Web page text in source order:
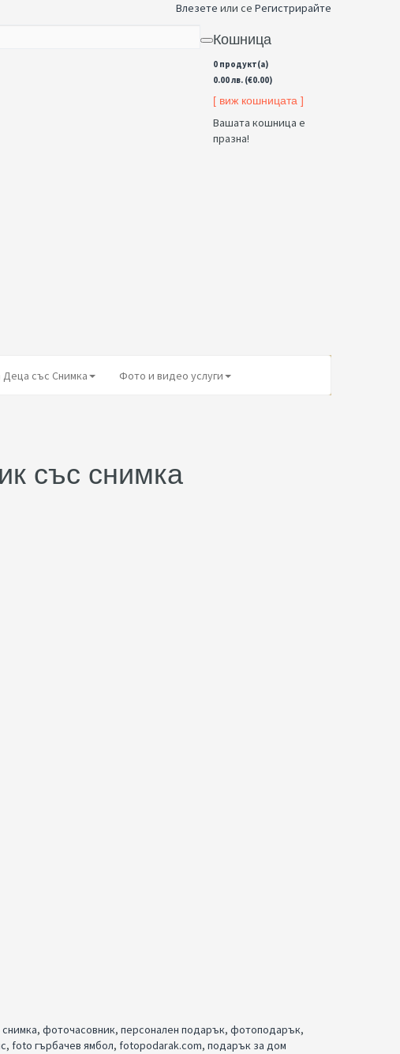
Влезете или се Регистрирайте
Кошница
0 продукт(а)
0.00 лв. (€0.00)
[ виж кошницата ]
Вашата кошница е
празна!
Деца със Снимка Фото и видео услуги
със снимка
, фоточасовник, персонален подарък, фотоподарък,
, foto гърбачев ямбол, fotopodarak.com, подарък за дом